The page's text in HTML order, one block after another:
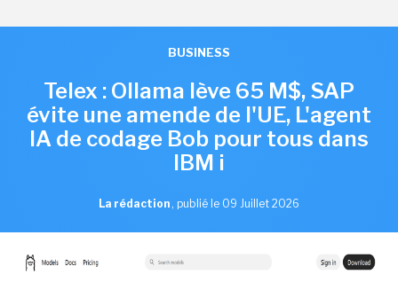
BUSINESS
Telex : Ollama lève 65 M$, SAP
évite une amende de l'UE, L'agent
IA de codage Bob pour tous dans
IBM i
La rédaction , publié le 09 Juillet 2026